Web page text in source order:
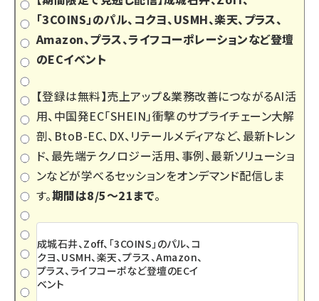
「3COINS」のパル、コクヨ、USMH、楽天、プラス、
Amazon、プラス、ライフコーポレーションなど登壇
のECイベント
【登録は無料】売上アップ&業務改善につながるAI活
用、中国発EC「SHEIN」衝撃のサプライチェーン大解
剖、BtoB-EC、DX、リテールメディアなど、最新トレン
ド、最先端テクノロジー活用、事例、最新ソリューショ
ンなどが学べるセッションをオンデマンド配信しま
す。期間は8/5～21まで。
成城石井、Zoff、「3COINS」のパル、コ
クヨ、USMH、楽天、プラス、Amazon、
プラス、ライフコーポなど登壇のECイ
ベント